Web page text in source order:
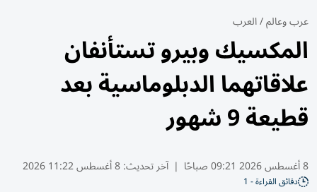
عرب وعالم/العرب
المكسيك وبيرو تستأنفان
علاقاتهما الدبلوماسية بعد
قطيعة 9 شهور
8 أغسطس 2026 09:21 صباحًا | آخر تحديث:8 أغسطس 11:22 2026
دقائق القراءة - 1